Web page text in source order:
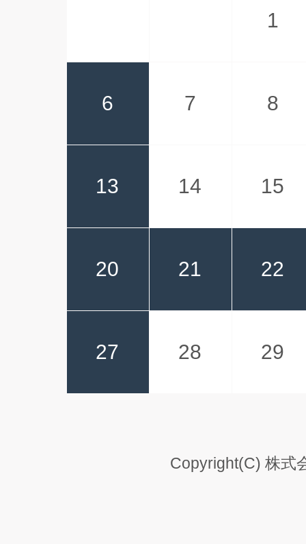
1
6 7 8
13 14 15
20 21 22
27 28 29
Copyright(C) 株式